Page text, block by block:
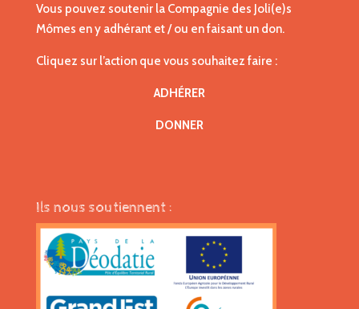
Vous pouvez soutenir la Compagnie des Joli(e)s
Mômes en y adhérant et / ou en faisant un don.
Cliquez sur l’action que vous souhaitez faire :
ADHÉRER
DONNER
Ils nous soutiennent :